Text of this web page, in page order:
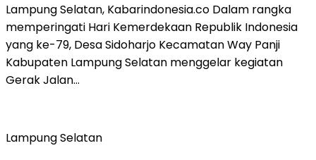
Lampung Selatan, Kabarindonesia.co Dalam rangka
memperingati Hari Kemerdekaan Republik Indonesia
yang ke-79, Desa Sidoharjo Kecamatan Way Panji
Kabupaten Lampung Selatan menggelar kegiatan
Gerak Jalan…
Lampung Selatan